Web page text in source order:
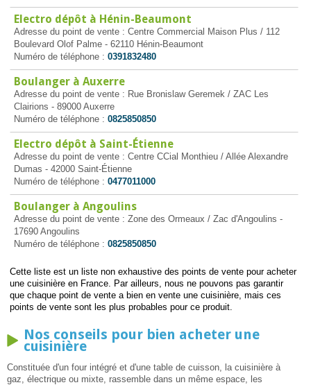
Electro dépôt à Hénin-Beaumont
Adresse du point de vente : Centre Commercial Maison Plus / 112
Boulevard Olof Palme - 62110 Hénin-Beaumont
Numéro de téléphone : 0391832480
Boulanger à Auxerre
Adresse du point de vente : Rue Bronislaw Geremek / ZAC Les
Clairions - 89000 Auxerre
Numéro de téléphone : 0825850850
Electro dépôt à Saint-Étienne
Adresse du point de vente : Centre CCial Monthieu / Allée Alexandre
Dumas - 42000 Saint-Étienne
Numéro de téléphone : 0477011000
Boulanger à Angoulins
Adresse du point de vente : Zone des Ormeaux / Zac d'Angoulins -
17690 Angoulins
Numéro de téléphone : 0825850850
Cette liste est un liste non exhaustive des points de vente pour acheter
une cuisinière en France. Par ailleurs, nous ne pouvons pas garantir
que chaque point de vente a bien en vente une cuisinière, mais ces
points de vente sont les plus probables pour ce produit.
Nos conseils pour bien acheter une
cuisinière
Constituée d'un four intégré et d'une table de cuisson, la cuisinière à
gaz, électrique ou mixte, rassemble dans un même espace, les